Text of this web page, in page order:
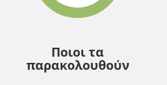
Ποιοι τα
παρακολουθούν